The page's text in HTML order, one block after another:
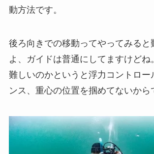
動方法です。
後ろ向きでの移動ってやってみると
よ、ガイドは普通にしてますけどね
難しいのかというと浮力コントロー
ンス、重心の位置を掴めてないから